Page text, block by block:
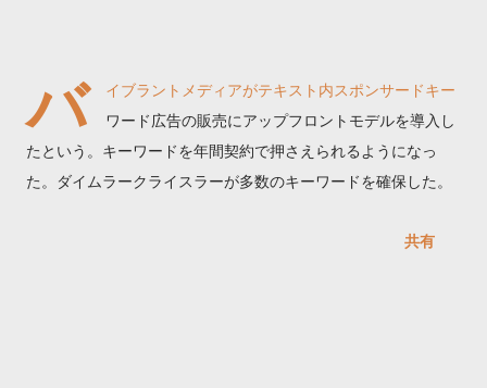
バ
イブラントメディアがテキスト内スポンサードキー
ワード広告の販売にアップフロントモデルを導入し
たという。キーワードを年間契約で押さえられるようになっ
た。ダイムラークライスラーが多数のキーワードを確保した。
共有